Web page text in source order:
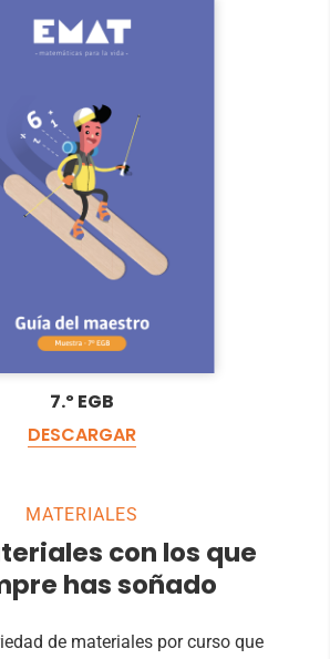
7.º EGB
DESCARGAR
MATERIALES
con los que
has soñado
de materiales por curso que